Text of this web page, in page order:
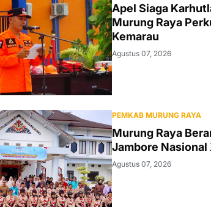
Apel Siaga
Murung Raya
Kemarau
Agustus 07, 2026
PEMKAB MURUNG RAYA
Murung Raya
Jambore Nasional
Agustus 07, 2026